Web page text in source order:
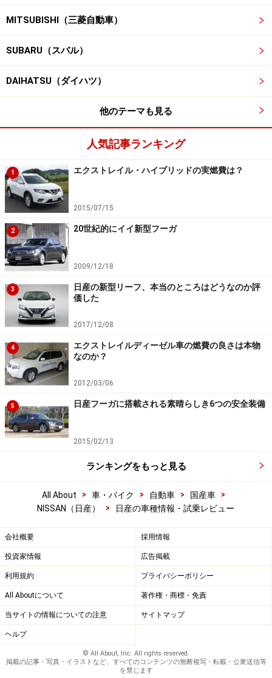
MITSUBISHI（三菱自動車）
SUBARU（スバル）
DAIHATSU（ダイハツ）
他のテーマも見る
人気記事ランキング
1 エクストレイル・ハイブリッドの実燃費は？
2015/07/15
2 20世紀的にイイ新型フーガ
2009/12/18
3
日産の新型リーフ、本当のところはどうなのか評
価した
2017/12/08
4
エクストレイルディーゼル車の燃費の良さは本物
なのか？
2012/03/06
5 日産フーガに搭載される素晴らしき6つの安全装備
2015/02/13
ランキングをもっと見る
All About > 車・バイク > 自動車 > 国産車
>
NISSAN（日産）
> 日産の車種情報・試乗レビュー
会社概要 採用情報
投資家情報 広告掲載
利用規約 プライバシーポリシー
All Aboutについて 著作権・商標・免責
当サイトの情報についての注意 サイトマップ
ヘルプ
© All About, Inc. All rights reserved.
掲載の記事・写真・イラストなど、すべてのコンテンツの無断複写・転載・公衆送信等
を禁じます